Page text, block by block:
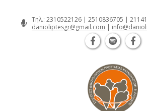
Τηλ.: 2310522126 | 2510836705 |
danioliptesgr@gmail.com |